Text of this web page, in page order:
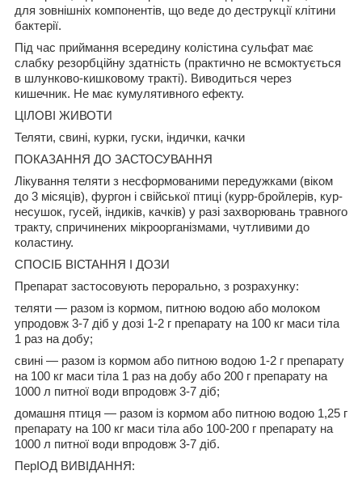
для зовнішніх компонентів, що веде до деструкції клітини
бактерії.
Під час приймання всередину колістина сульфат має
слабку резорбційну здатність (практично не всмоктується
в шлунково-кишковому тракті). Виводиться через
кишечник. Не має кумулятивного ефекту.
ЦІЛОВІ ЖИВОТИ
Теляти, свині, курки, гуски, індички, качки
ПОКАЗАННЯ ДО ЗАСТОСУВАННЯ
Лікування теляти з несформованими передужками (віком
до 3 місяців), фургон і свійської птиці (курр-бройлерів, кур-
несушок, гусей, індиків, качків) у разі захворювань травного
тракту, спричинених мікроорганізмами, чутливими до
коластину.
СПОСІБ ВІСТАННЯ І ДОЗИ
Препарат застосовують перорально, з розрахунку:
теляти — разом із кормом, питною водою або молоком
упродовж 3-7 діб у дозі 1-2 г препарату на 100 кг маси тіла
1 раз на добу;
свині — разом із кормом або питною водою 1-2 г препарату
на 100 кг маси тіла 1 раз на добу або 200 г препарату на
1000 л питної води впродовж 3-7 діб;
домашня птиця — разом із кормом або питною водою 1,25 г
препарату на 100 кг маси тіла або 100-200 г препарату на
1000 л питної води впродовж 3-7 діб.
ПерІОД ВИВІДАННЯ: